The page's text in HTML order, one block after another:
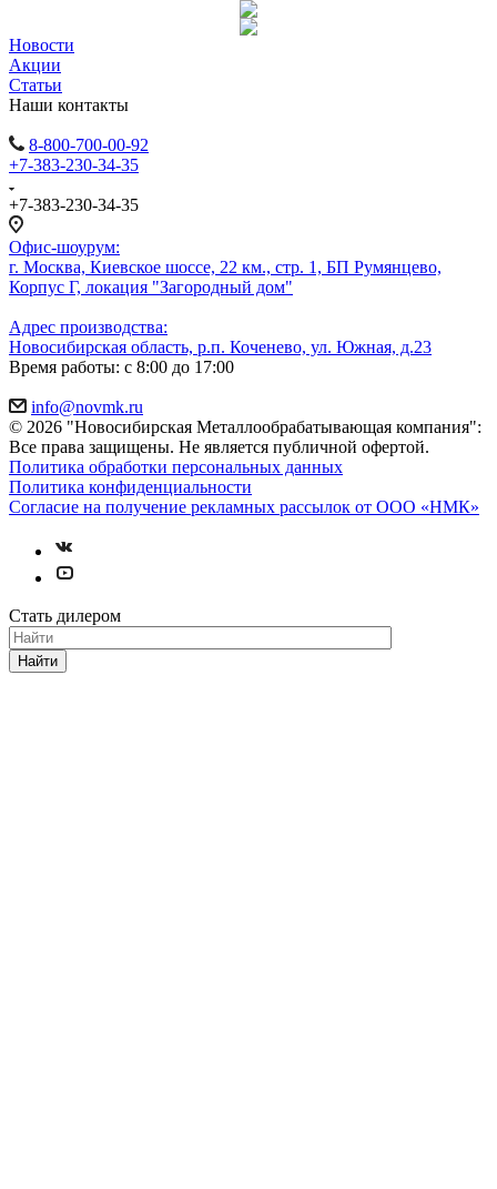
Новости
Акции
Статьи
Наши контакты
8-800-700-00-92
+7-383-230-34-35
+7-383-230-34-35
Офис-шоурум:
г. Москва, Киевское шоссе, 22 км., стр. 1, БП Румянцево,
Корпус Г, локация "Загородный дом"
Адрес производства:
Новосибирская область, р.п. Коченево, ул. Южная, д.23
Время работы: с 8:00 до 17:00
info@novmk.ru
© 2026 "Новосибирская Металлообрабатывающая компания":
Все права защищены. Не является публичной офертой.
Политика обработки персональных данных
Политика конфиденциальности
Согласие на получение рекламных рассылок от ООО «НМК»
Стать дилером
Найти